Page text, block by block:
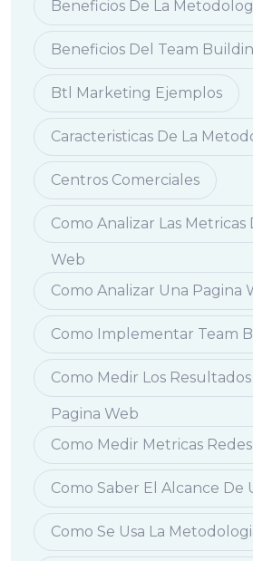
Beneficios De La
Beneficios Del Team
Btl Marketing Ejemplos
Caracteristicas De La
Centros Comerciales
Como Analizar Las Metricas
Web
Como Analizar Una Pagina
Como Implementar Team
Como Medir Los
Pagina Web
Como Medir Metricas
Como Saber El Alcance De
Como Se Usa La